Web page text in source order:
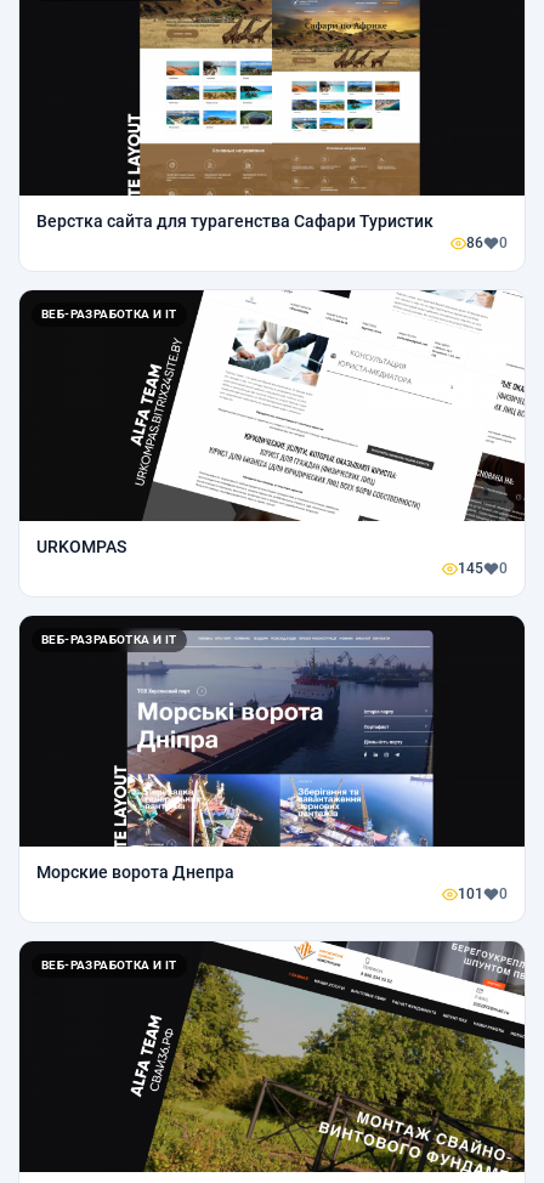
Верстка сайта для турагенства Сафари Туристик
86 0
ВЕБ-РАЗРАБОТКА И IT
URKOMPAS
145 0
ВЕБ-РАЗРАБОТКА И IT
Морские ворота Днепра
101 0
ВЕБ-РАЗРАБОТКА И IT